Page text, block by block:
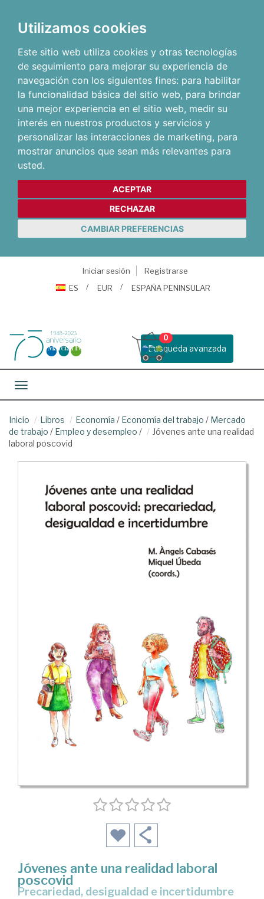
Utilizamos cookies
Este sitio web utiliza cookies y otras tecnologías
de seguimiento para mejorar su experiencia de
navegación con los siguientes fines: para habilitar
la funcionalidad básica del sitio web, para brindar
una mejor experiencia en el sitio web, medir su
interés en nuestros productos y servicios y
personalizar las interacciones de marketing, para
mostrar anuncios que sean más relevantes para
usted.
ACEPTAR
RECHAZAR
CAMBIAR PREFERENCIAS
Iniciar sesión
Registrarse
ES
EUR ESPAÑA PENINSULAR
Busqueda avanzada
0
Toggle navigation
Inicio Libros Economía / Economía del trabajo / Mercado
de trabajo / Empleo y desempleo /
Jóvenes ante una realidad
laboral poscovid
Jóvenes ante una realidad laboral
poscovid
precariedad, desigualdad e incertidumbre